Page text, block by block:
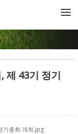
제 43기 정기
기총회 개최.jpg